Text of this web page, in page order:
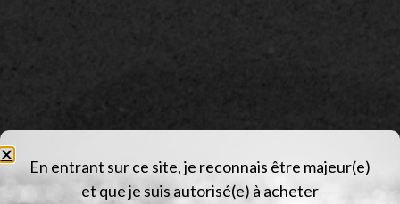
Description
En entrant sur ce site, je reconnais être majeur(e)
et que je suis autorisé(e) à acheter